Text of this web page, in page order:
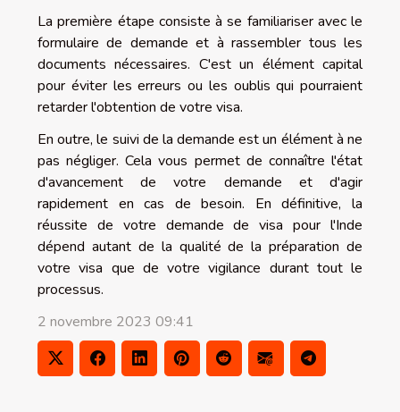
La première étape consiste à se familiariser avec le
formulaire de demande et à rassembler tous les
documents nécessaires. C'est un élément capital
pour éviter les erreurs ou les oublis qui pourraient
retarder l'obtention de votre visa.
En outre, le suivi de la demande est un élément à ne
pas négliger. Cela vous permet de connaître l'état
d'avancement de votre demande et d'agir
rapidement en cas de besoin. En définitive, la
réussite de votre demande de visa pour l'Inde
dépend autant de la qualité de la préparation de
votre visa que de votre vigilance durant tout le
processus.
2 novembre 2023 09:41